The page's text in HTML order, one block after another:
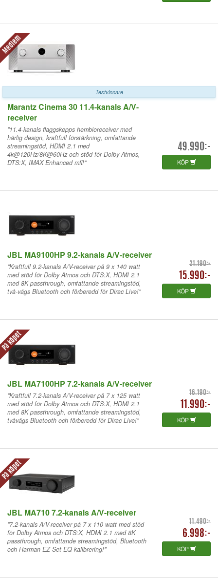
Medlem
Testvinnare
Marantz Cinema 30 11.4-kanals A/V-
receiver
49.990:-
KÖP
"11.4-kanals flaggskepps hembioreceiver med
härlig design, kraftfull förstärkning, omfattande
streamingstöd, HDMI 2.1 med
4k@120Hz/8K@60Hz och stöd för Dolby Atmos,
DTS:X, IMAX Enhanced mfl!"
JBL MA9100HP 9.2-kanals A/V-receiver
21.190:-
15.990:-
KÖP
"Kraftfull 9.2-kanals A/V-receiver på 9 x 140 watt
med stöd för Dolby Atmos och DTS:X, HDMI 2.1
med 8K passthrough, omfattande streamingstöd,
två-vägs Bluetooth och förberedd för Dirac Live!"
På köpet
JBL MA7100HP 7.2-kanals A/V-receiver
16.190:-
11.990:-
KÖP
"Kraftfull 7.2-kanals A/V-receiver på 7 x 125 watt
med stöd för Dolby Atmos och DTS:X, HDMI 2.1
med 8K passthrough, omfattande streamingstöd,
tvåvägs Bluetooth och förberedd för Dirac Live!"
På köpet
JBL MA710 7.2-kanals A/V-receiver
11.490:-
6.998:-
KÖP
"7.2-kanals A/V-receiver på 7 x 110 watt med stöd
för Dolby Atmos och DTS:X, HDMI 2.1 med 8K
passthrough, omfattande streamingstöd, Bluetooth
och Harman EZ Set EQ kalibrering!"